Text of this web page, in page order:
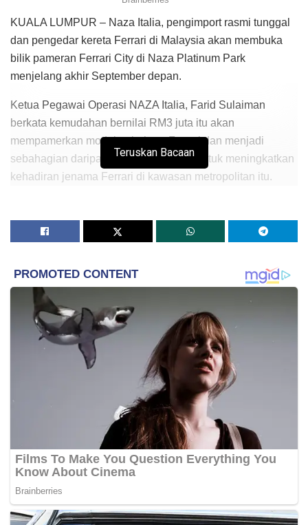
KUALA LUMPUR – Naza Italia, pengimport rasmi tunggal
dan pengedar kereta Ferrari di Malaysia akan membuka
bilik pameran Ferrari City di Naza Platinum Park
menjelang akhir September depan.
Ketua Pegawai Operasi NAZA Italia, Farid Sulaiman
berkata kemudahan bernilai RM3 juta itu akan
mempamerkan model terbaharu Ferrari dan menjadi
sebahagian daripada strategi syarikat untuk meningkatkan
kehadiran jenama Ferrari di kawasan metropolitan itu.
kami perlu memberikan pengalaman pemilikan secara
menyeluruh.
“Pemilik Ferrari akan dapat menyertai aktiviti gaya hidup
yang dicipta khusus bagi komuniti Ferrari,” katanya pada
sidang media bersempena dengan Sambutan Ulang
Tahun ke-70 Ferrari dan pelancaran model edisi terhad,
LaFerrari Aperta di sini hari ini.
Model tanpa bumbung daripada genetik “supercar”
LaFerrari itu hanya akan dikeluarkan sebanyak 209 buah
sahaja bagi meraikan ulang tahun Ferrari ke-70.
“Inilah adalah kereta hibrid pertama yang diperkenalkan
oleh Ferrari,” katanya.
sehingga enam Ferrari di atas nama mereka.
Teruskan Bacaan